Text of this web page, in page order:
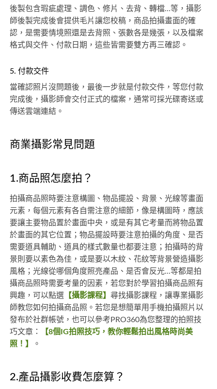
後製包含瑕疵處理、調色、修片、去背、轉檔...等，攝影
師後製完成後會提供毛片讓您校稿，商品拍攝畫面的確
認，是需要情境照還是去背照、張數各是幾張，以及檔案
格式與交件、付款日期，這些皆需要雙方再三確認。
5. 付款交件
當確認照片沒問題後，最後一步就是付款交件，等您付款
完成後，攝影師會交付正式的檔案，通常可採光碟寄送或
傳送雲端連結。
商業攝影常見問題
1.商品照怎麼拍？
拍攝商品照時要注意構圖、物品擺設、背景、光線等畫面
元素，每個元素有各自需注意的細節，像是構圖時，應該
要讓主要物品置於畫面中央，或是有其它考量而將物品置
於畫面的其它位置；物品擺設時要注意拍攝的角度、是否
需要道具輔助、道具的樣式數量也都要注意；拍攝時的背
景則要以素色為佳，或是要以木紋、花紋等背景營造攝影
風格；光線從哪個角度照亮產品、是否會反光...等都是拍
攝商品照時需要考量的因素，若您對於學習拍攝商品照有
興趣，可以點選 【攝影課程】 尋找攝影課程，讓專業攝影
師教您如何拍攝商品照。若您是想簡單用手機拍攝照片以
發布於社群帳號，也可以參考PRO360為您整理的拍照技
巧文章：
【8個IG拍照技巧，教你輕鬆拍出風格時尚美
照！】
。
2.產品攝影收費怎麼算？